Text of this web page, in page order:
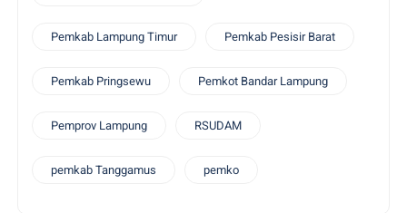
Pemkab Lampung Timur Pemkab Pesisir Barat
Pemkab Pringsewu Pemkot Bandar Lampung
Pemprov Lampung RSUDAM
pemkab Tanggamus pemko